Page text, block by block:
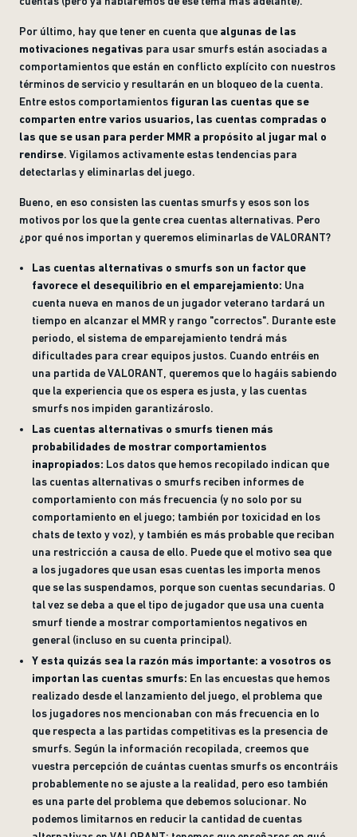
Por último, hay que tener en cuenta que algunas de las
motivaciones negativas para usar smurfs están asociadas a
comportamientos que están en conflicto explícito con nuestros
términos de servicio y resultarán en un bloqueo de la cuenta.
Entre estos comportamientos figuran las cuentas que se
comparten entre varios usuarios, las cuentas compradas o
las que se usan para perder MMR a propósito al jugar mal o
rendirse. Vigilamos activamente estas tendencias para
detectarlas y eliminarlas del juego.
Bueno, en eso consisten las cuentas smurfs y esos son los
motivos por los que la gente crea cuentas alternativas. Pero
¿por qué nos importan y queremos eliminarlas de VALORANT?
Las cuentas alternativas o smurfs son un factor que
favorece el desequilibrio en el emparejamiento: Una
cuenta nueva en manos de un jugador veterano tardará un
tiempo en alcanzar el MMR y rango "correctos". Durante este
periodo, el sistema de emparejamiento tendrá más
dificultades para crear equipos justos. Cuando entréis en
una partida de VALORANT, queremos que lo hagáis sabiendo
que la experiencia que os espera es justa, y las cuentas
smurfs nos impiden garantizároslo.
Las cuentas alternativas o smurfs tienen más
probabilidades de mostrar comportamientos
inapropiados: Los datos que hemos recopilado indican que
las cuentas alternativas o smurfs reciben informes de
comportamiento con más frecuencia (y no solo por su
comportamiento en el juego; también por toxicidad en los
chats de texto y voz), y también es más probable que reciban
una restricción a causa de ello. Puede que el motivo sea que
a los jugadores que usan esas cuentas les importa menos
que se las suspendamos, porque son cuentas secundarias. O
tal vez se deba a que el tipo de jugador que usa una cuenta
smurf tiende a mostrar comportamientos negativos en
general (incluso en su cuenta principal).
Y esta quizás sea la razón más importante: a vosotros os
importan las cuentas smurfs: En las encuestas que hemos
realizado desde el lanzamiento del juego, el problema que
los jugadores nos mencionaban con más frecuencia en lo
que respecta a las partidas competitivas es la presencia de
smurfs. Según la información recopilada, creemos que
vuestra percepción de cuántas cuentas smurfs os encontráis
probablemente no se ajuste a la realidad, pero eso también
es una parte del problema que debemos solucionar. No
podemos limitarnos en reducir la cantidad de cuentas